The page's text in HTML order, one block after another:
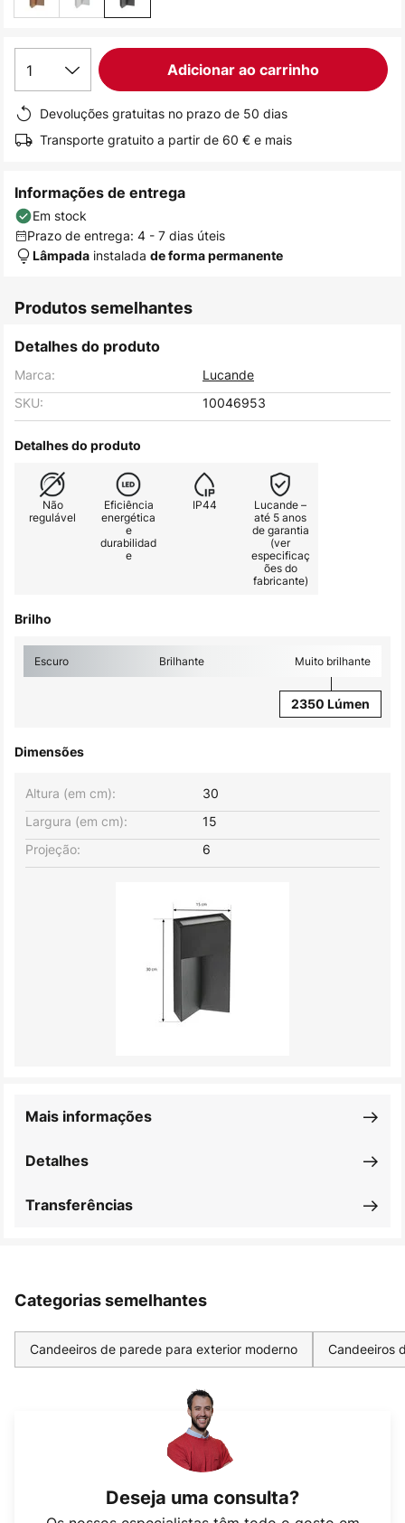
1 Adicionar ao carrinho
Devoluções gratuitas no prazo de 50 dias
Transporte gratuito a partir de 60 € e mais
Informações de entrega
Em stock
Prazo de entrega: 4 - 7 dias úteis
Lâmpada instalada de forma permanente
Produtos semelhantes
Detalhes do produto
Marca:
Lucande
SKU:
10046953
Detalhes do produto
Não
regulável
Eficiência
energética
e
durabilidad
e
IP44
Lucande –
até 5 anos
de garantia
(ver
especificaç
ões do
fabricante)
Brilho
Escuro Brilhante Muito brilhante
2350 Lúmen
Dimensões
Largura (em cm): 15
Altura (em cm): 30
Projeção: 6
Detalhes
Mais informações
Transferências
Categorias semelhantes
Candeeiros de parede para exterior moderno Candeeiros
Deseja uma consulta?